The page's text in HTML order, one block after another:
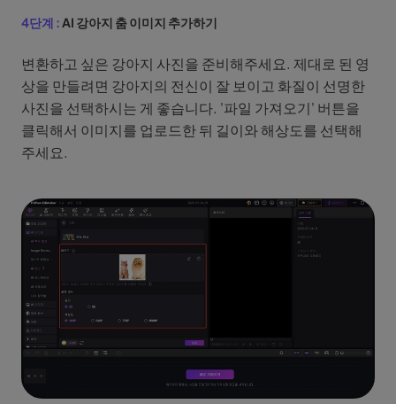
4단계 :AI 강아지 춤 이미지 추가하기
변환하고 싶은 강아지 사진을 준비해주세요. 제대로 된 영
상을 만들려면 강아지의 전신이 잘 보이고 화질이 선명한
사진을 선택하시는 게 좋습니다. '파일 가져오기' 버튼을
클릭해서 이미지를 업로드한 뒤 길이와 해상도를 선택해
주세요.